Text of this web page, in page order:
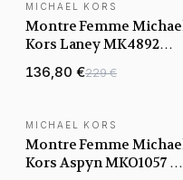
NOUVEAUTÉ
MICHAEL KORS
Montre Femme
Kors Laney MK4892
dorée bracelet maillons
acier
136,80 €229 €
NOUVEAUTÉ
MICHAEL KORS
Montre Femme
Kors Aspyn MKO1057 or